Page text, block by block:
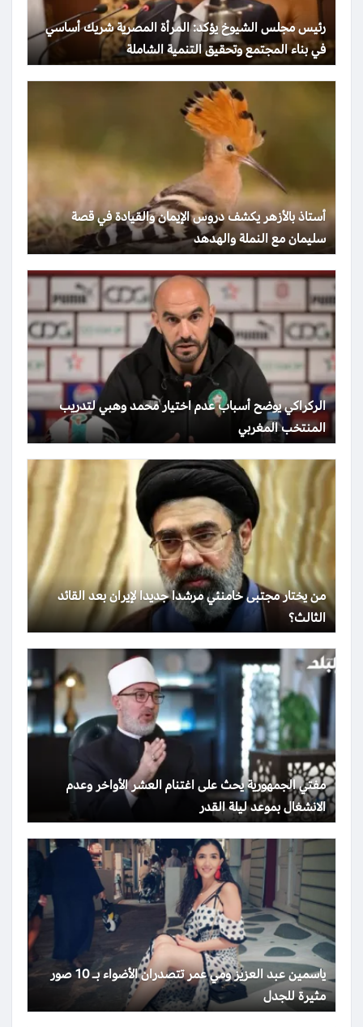
رئيس مجلس الشيوخ يؤكد: المرأة المصرية شريك أساسي
في بناء المجتمع وتحقيق التنمية الشاملة
أستاذ بالأزهر يكشف دروس الإيمان والقيادة في قصة
سليمان مع النملة والهدهد
الركراكي يوضح أسباب عدم اختيار محمد وهبي لتدريب
المنتخب المغربي
من يختار مجتبى خامنئي مرشدا جديدا لإيران بعد القائد
الثالث؟
مفتي الجمهورية يحث على اغتنام العشر الأواخر وعدم
الانشغال بموعد ليلة القدر
ياسمين عبد العزيز ومي عمر تتصدران الأضواء بـ 10 صور
مثيرة للجدل